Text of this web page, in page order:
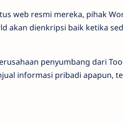
web resmi mereka, pihak
akan dienkripsi baik ketika
penyumbang dari
informasi pribadi apapun,